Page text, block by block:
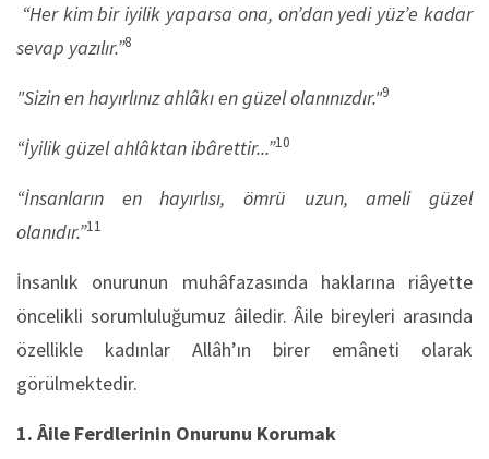
“Her kim bir iyilik yaparsa ona, on’dan yedi yüz’e kadar
sevap yazılır.”8
"Sizin en hayırlınız ahlâkı en güzel olanınızdır."9
“İyilik güzel ahlâktan ibârettir...”10
“İnsanların en hayırlısı, ömrü uzun, ameli güzel
olanıdır.”11
İnsanlık onurunun muhâfazasında haklarına riâyette
öncelikli sorumluluğumuz âiledir. Âile bireyleri arasında
özellikle kadınlar Allâh’ın birer emâneti olarak
görülmektedir.
1. Âile Ferdlerinin Onurunu Korumak